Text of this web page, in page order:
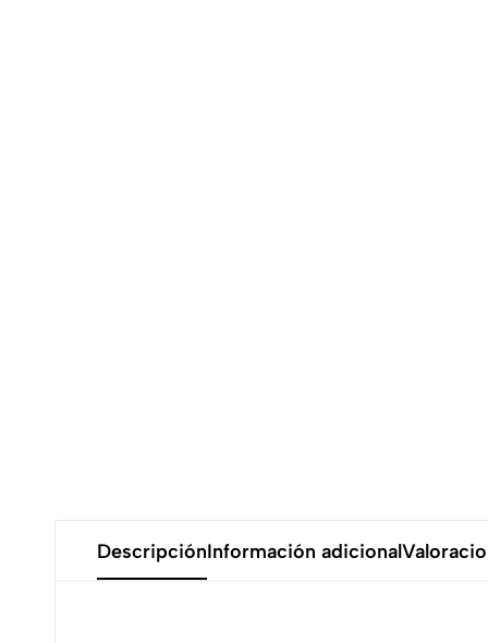
DescripciónInformación adicional